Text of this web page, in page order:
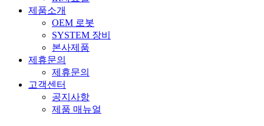
제품소개
OEM 로봇
SYSTEM 장비
본사제품
제휴문의
제휴문의
고객센터
공지사항
제품 매뉴얼